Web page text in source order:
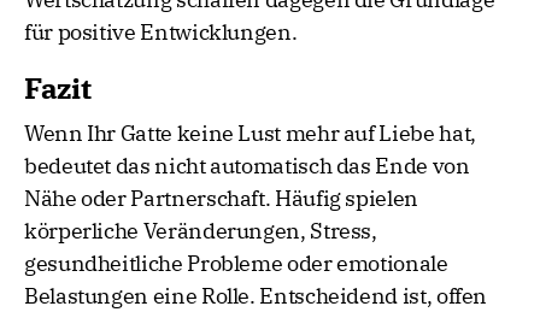
für positive Entwicklungen.
Fazit
Wenn Ihr Gatte keine Lust mehr auf Liebe hat,
bedeutet das nicht automatisch das Ende von
Nähe oder Partnerschaft. Häufig spielen
körperliche Veränderungen, Stress,
gesundheitliche Probleme oder emotionale
Belastungen eine Rolle. Entscheidend ist, offen